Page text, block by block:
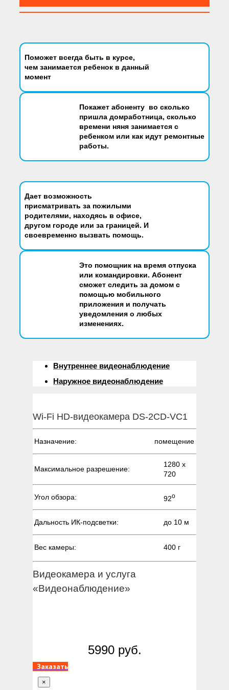
Поможет всегда быть в курсе,
чем занимается ребенок в данный
момент
Покажет абоненту во сколько
пришла домработница, сколько
времени няня занимается с
ребенком или как идут ремонтные
работы.
Дает возможность
присматривать за пожилыми
родителями, находясь в офисе,
другом городе или за границей. И
своевременно вызвать помощь.
Это помощник на время отпуска
или командировки. Абонент
сможет следить за домом с
помощью мобильного
приложения и получать
уведомления о любых
изменениях.
Внутреннее видеонаблюдение
Наружное видеонаблюдение
Wi-Fi HD-видеокамера DS-2CD-VC1
Назначение: помещение
Максимальное разрешение:
1280 х
720
Угол обзора: 92о
Дальность ИК-подсветки: до 10 м
Вес камеры: 400 г
Видеокамера и услуга
«Видеонаблюдение»
5990 руб.
Заказать
×